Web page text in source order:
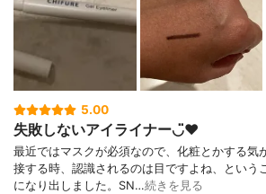
5.00
失敗しないアイライナー◡̈♥︎
最近ではマスクが必須なので、化粧とかする気
接する時、認識されるのは目ですよね、という
になり出しました。SN…続きを見る